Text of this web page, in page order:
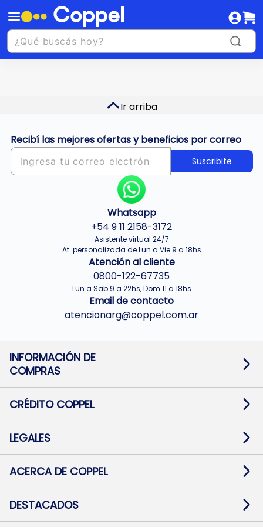
Ir arriba
Recibí las mejores ofertas y beneficios por correo
Suscribite
Whatsapp
+54 9 11 2158-3172
Asistente virtual 24/7
At. personalizada de Lun a Vie 9 a 18hs
Atención al cliente
0800-122-67735
Lun a Sab 9 a 22hs, Dom 11 a 18hs
Email de contacto
atencionarg@coppel.com.ar
INFORMACIÓN DE
COMPRAS
Términos y condiciones
Botón de arrepentimiento
Mapa de sitio
CRÉDITO COPPEL
Solicitar Crédito
Medios de Pago
Pago Fácil Online
LEGALES
Baja contratos
Defensa al consumidor CABA
ACERCA DE COPPEL
Trabajá con Nosotros
Preguntas Frecuentes
DESTACADOS